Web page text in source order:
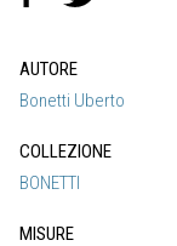
AUTORE
Bonetti Uberto
COLLEZIONE
BONETTI
MISURE